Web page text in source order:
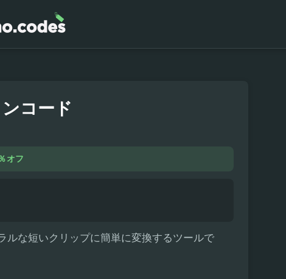
コード
オフ
ルな短いクリップに簡単に変換するツールで